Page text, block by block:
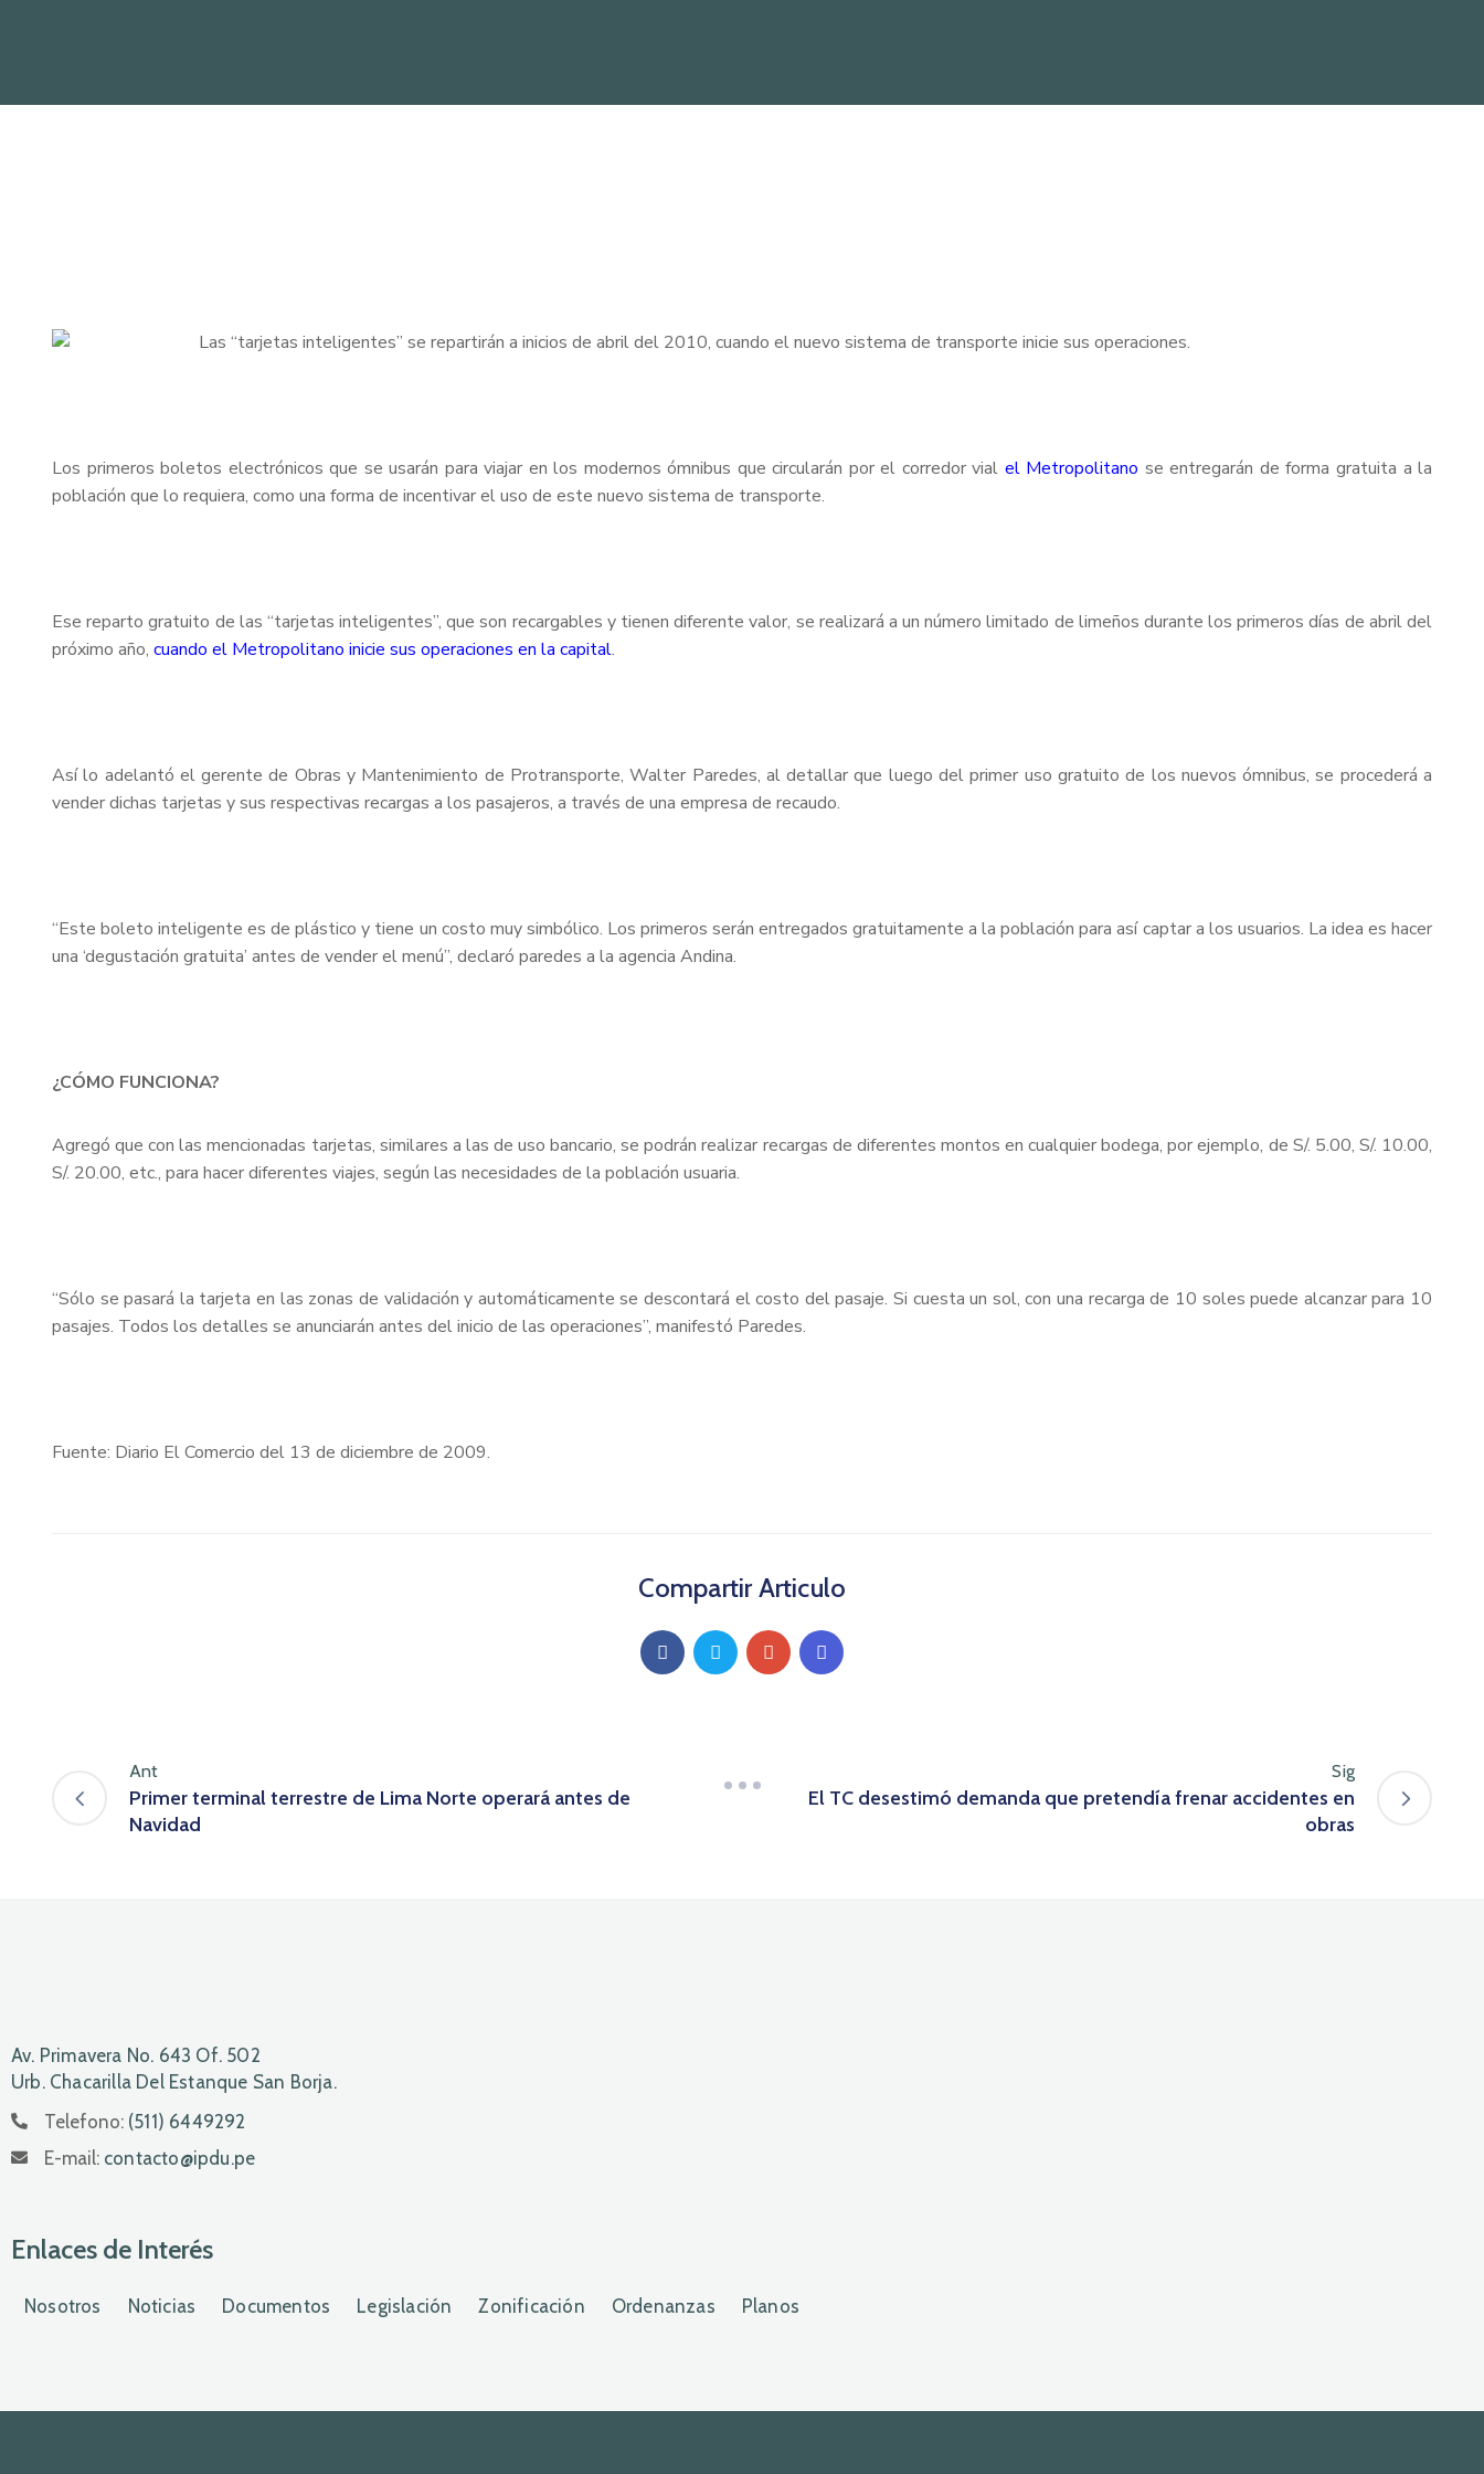
Las “tarjetas inteligentes” se repartirán a inicios de abril del 2010, cuando el nuevo sistema de transporte inicie sus operaciones.
Los primeros boletos electrónicos que se usarán para viajar en los modernos ómnibus que circularán por el corredor vial el Metropolitano se entregarán de forma gratuita a la
población que lo requiera, como una forma de incentivar el uso de este nuevo sistema de transporte.
Ese reparto gratuito de las “tarjetas inteligentes”, que son recargables y tienen diferente valor, se realizará a un número limitado de limeños durante los primeros días de abril del
próximo año, cuando el Metropolitano inicie sus operaciones en la capital.
Así lo adelantó el gerente de Obras y Mantenimiento de Protransporte, Walter Paredes, al detallar que luego del primer uso gratuito de los nuevos ómnibus, se procederá a
vender dichas tarjetas y sus respectivas recargas a los pasajeros, a través de una empresa de recaudo.
“Este boleto inteligente es de plástico y tiene un costo muy simbólico. Los primeros serán entregados gratuitamente a la población para así captar a los usuarios. La idea es hacer
una ‘degustación gratuita’ antes de vender el menú”, declaró paredes a la agencia Andina.
¿CÓMO FUNCIONA?
Agregó que con las mencionadas tarjetas, similares a las de uso bancario, se podrán realizar recargas de diferentes montos en cualquier bodega, por ejemplo, de S/. 5.00, S/. 10.00,
S/. 20.00, etc., para hacer diferentes viajes, según las necesidades de la población usuaria.
“Sólo se pasará la tarjeta en las zonas de validación y automáticamente se descontará el costo del pasaje. Si cuesta un sol, con una recarga de 10 soles puede alcanzar para 10
pasajes. Todos los detalles se anunciarán antes del inicio de las operaciones”, manifestó Paredes.
Fuente: Diario El Comercio del 13 de diciembre de 2009.
Compartir Articulo
Ant
Primer terminal terrestre de Lima Norte operará antes de
Navidad
Sig
El TC desestimó demanda que pretendía frenar accidentes en
obras
Av. Primavera No. 643 Of. 502
Urb. Chacarilla Del Estanque San Borja.
Telefono: (511) 6449292
E-mail: contacto@ipdu.pe
Enlaces de Interés
Nosotros Noticias Documentos Legislación Zonificación Ordenanzas Planos